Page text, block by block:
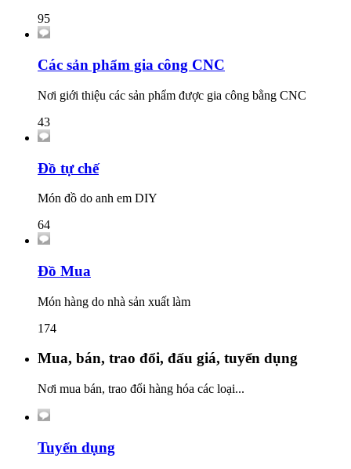
95
Các sản phẩm gia công CNC
Nơi giới thiệu các sản phẩm được gia công bằng CNC
43
Đồ tự chế
Món đồ do anh em DIY
64
Đồ Mua
Món hàng do nhà sản xuất làm
174
Mua, bán, trao đổi, đấu giá, tuyển dụng
Nơi mua bán, trao đổi hàng hóa các loại...
Tuyển dụng